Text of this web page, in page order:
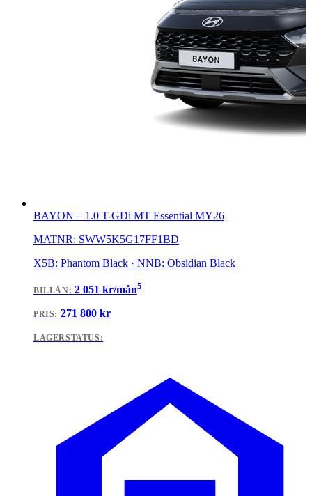
BAYON – 1.0 T-GDi MT Essential MY26
MATNR: SWW5K5G17FF1BD
X5B: Phantom Black · NNB: Obsidian Black
BILLÅN: 2 051 kr/mån5
PRIS: 271 800kr
LAGERSTATUS: